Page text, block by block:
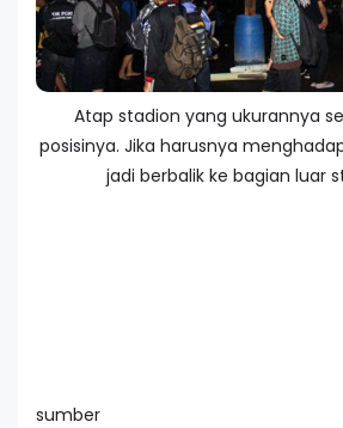
Atap stadion yang ukurannya
posisinya. Jika harusnya
jadi berbalik ke bagian luar
sumber